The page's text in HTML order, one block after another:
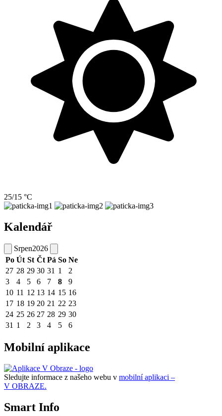
25/15 °C
Kalendář
Srpen2026
Po Út St Čt Pá So Ne
27 28 29 30 31 1
2
3
4 5 6 7 8
9
10 11 12 13 14 15 16
17 18 19 20 21 22 23
24 25 26 27 28 29 30
31 1 2 3 4 5 6
Mobilní aplikace
Sledujte informace z našeho webu v mobilní aplikaci –
V OBRAZE.
Smart Info